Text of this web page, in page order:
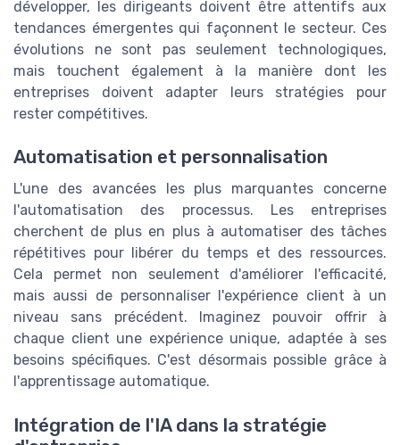
développer, les dirigeants doivent être attentifs aux
tendances émergentes qui façonnent le secteur. Ces
évolutions ne sont pas seulement technologiques,
mais touchent également à la manière dont les
entreprises doivent adapter leurs stratégies pour
rester compétitives.
Automatisation et personnalisation
L'une des avancées les plus marquantes concerne
l'automatisation des processus. Les entreprises
cherchent de plus en plus à automatiser des tâches
répétitives pour libérer du temps et des ressources.
Cela permet non seulement d'améliorer l'efficacité,
mais aussi de personnaliser l'expérience client à un
niveau sans précédent. Imaginez pouvoir offrir à
chaque client une expérience unique, adaptée à ses
besoins spécifiques. C'est désormais possible grâce à
l'apprentissage automatique.
Intégration de l'IA dans la stratégie